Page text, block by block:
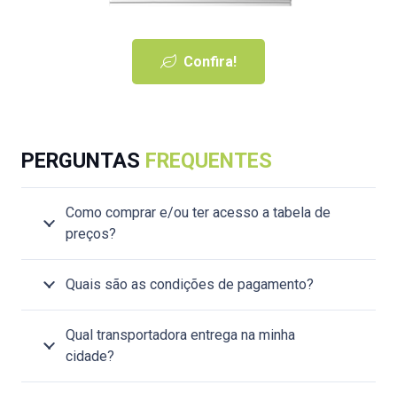
Confira!
PERGUNTAS FREQUENTES
Como comprar e/ou ter acesso a tabela de
preços?
Quais são as condições de pagamento?
Qual transportadora entrega na minha
cidade?